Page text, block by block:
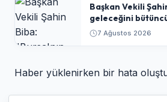
Başkan Vekili
geleceğini
planlıyoruz"
7 Ağustos 2026
Haber yüklenirken bir hata